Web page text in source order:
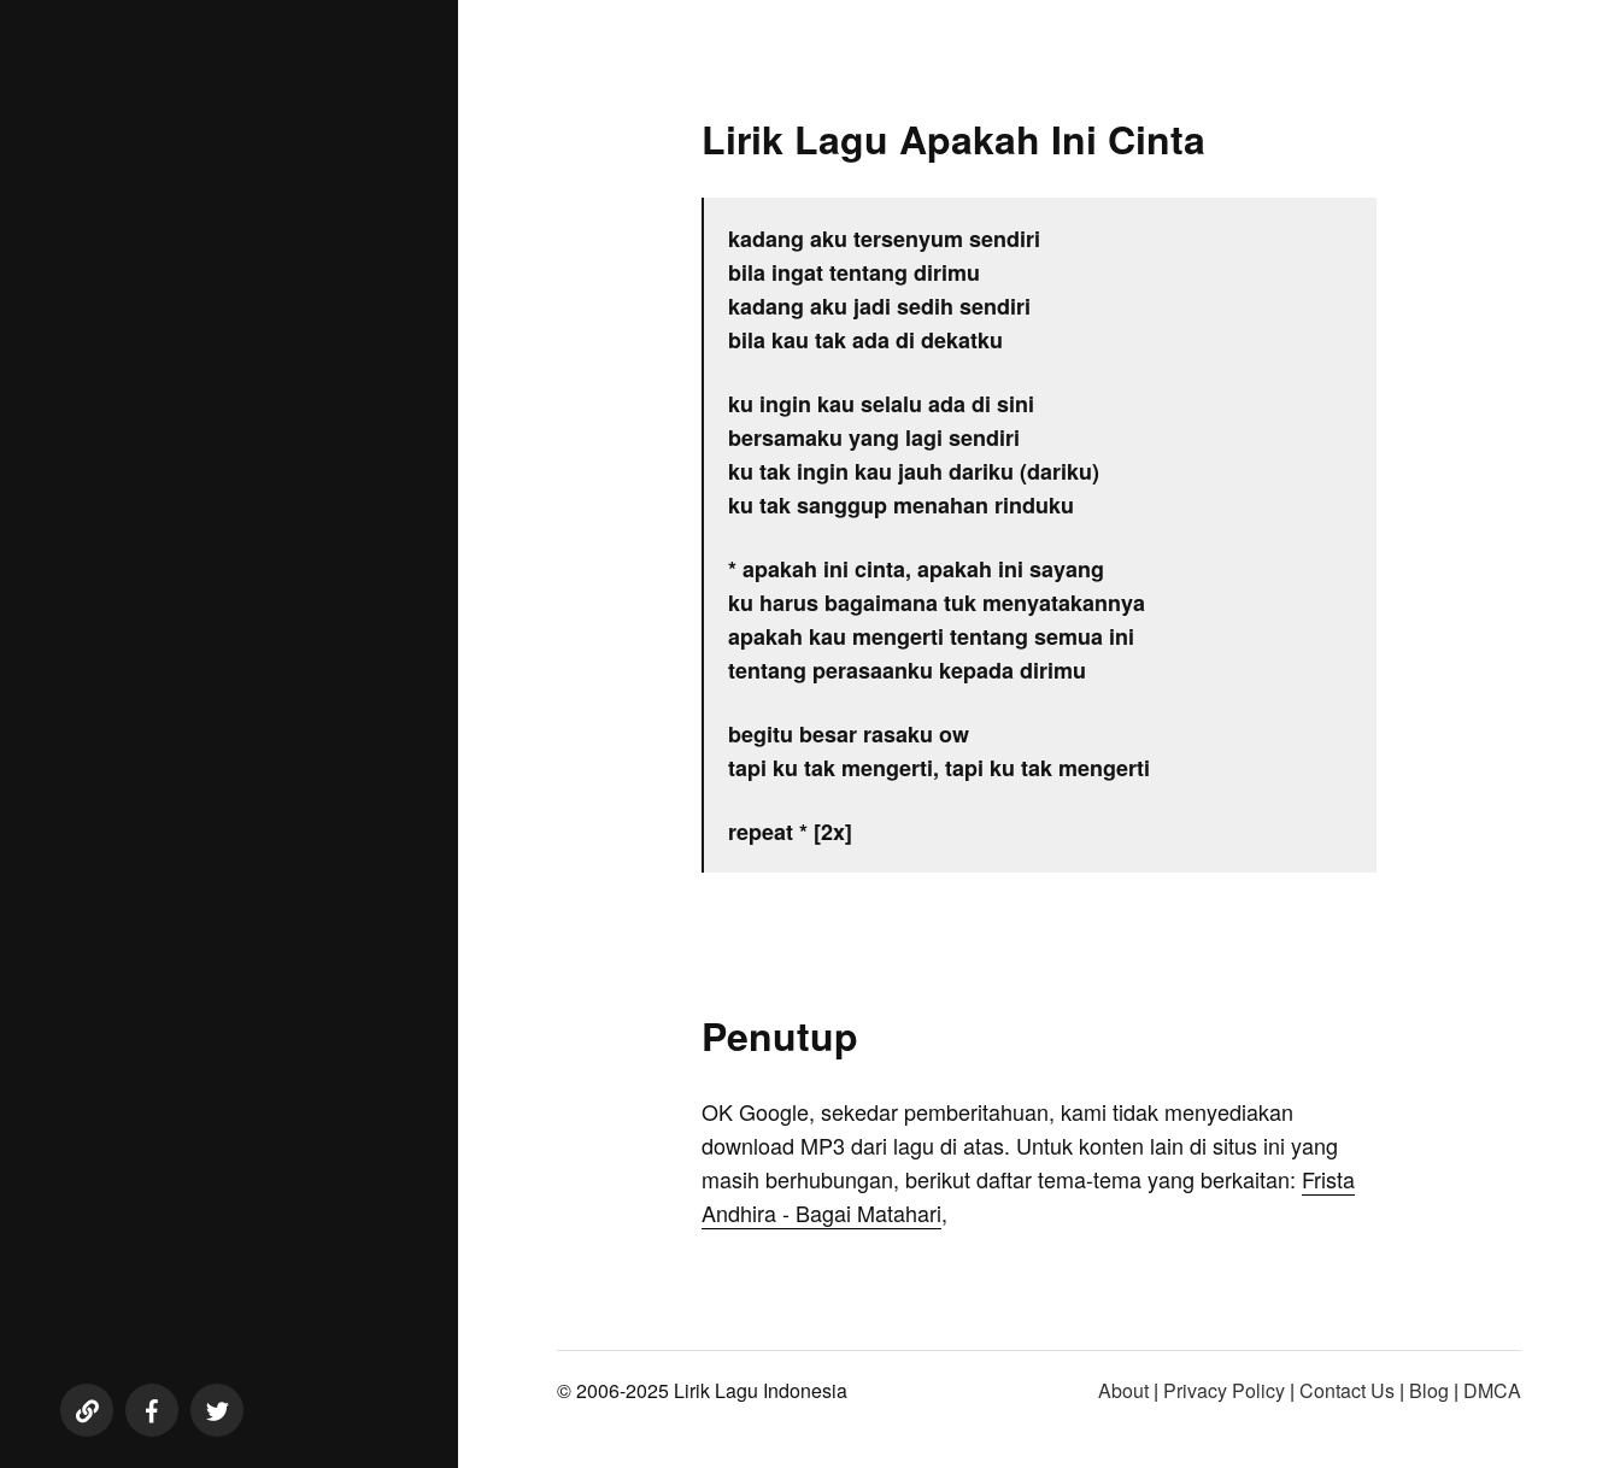
Lirik Lagu Apakah Ini Cinta
kadang aku tersenyum sendiri
bila ingat tentang dirimu
kadang aku jadi sedih sendiri
bila kau tak ada di dekatku
ku ingin kau selalu ada di sini
bersamaku yang lagi sendiri
ku tak ingin kau jauh dariku (dariku)
ku tak sanggup menahan rinduku
* apakah ini cinta, apakah ini sayang
ku harus bagaimana tuk menyatakannya
apakah kau mengerti tentang semua ini
tentang perasaanku kepada dirimu
begitu besar rasaku ow
tapi ku tak mengerti, tapi ku tak mengerti
repeat * [2x]
Penutup
OK Google, sekedar pemberitahuan, kami tidak menyediakan
download MP3 dari lagu di atas. Untuk konten lain di situs ini yang
masih berhubungan, berikut daftar tema-tema yang berkaitan: Frista
Andhira - Bagai Matahari,
© 2006-2025 Lirik Lagu Indonesia About | Privacy Policy | Contact Us | Blog | DMCA